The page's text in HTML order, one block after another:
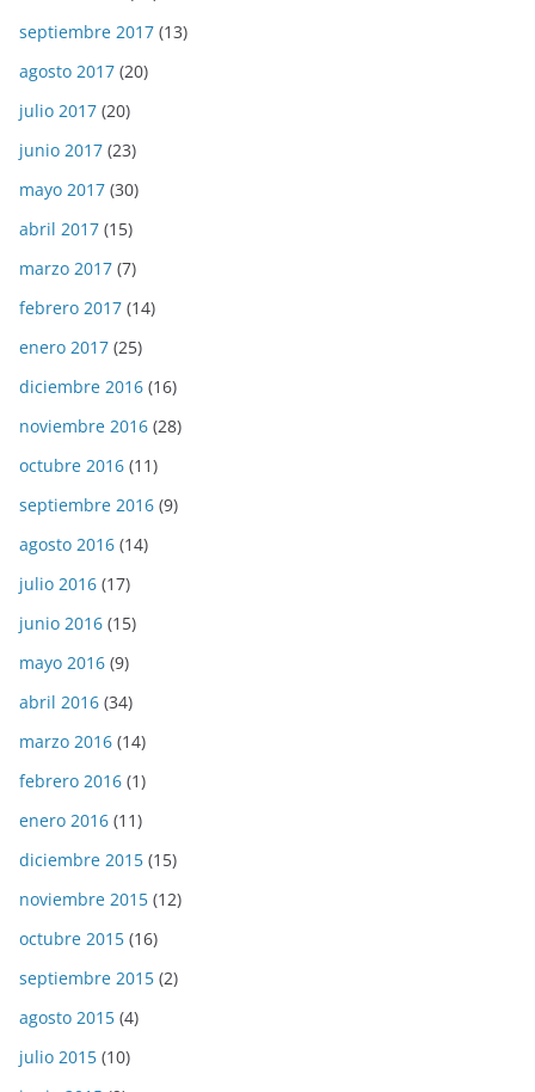
septiembre 2017 (13)
agosto 2017 (20)
julio 2017 (20)
junio 2017 (23)
mayo 2017 (30)
abril 2017 (15)
marzo 2017 (7)
febrero 2017 (14)
enero 2017 (25)
diciembre 2016 (16)
noviembre 2016 (28)
octubre 2016 (11)
septiembre 2016 (9)
agosto 2016 (14)
julio 2016 (17)
junio 2016 (15)
mayo 2016 (9)
abril 2016 (34)
marzo 2016 (14)
febrero 2016 (1)
enero 2016 (11)
diciembre 2015 (15)
noviembre 2015 (12)
octubre 2015 (16)
septiembre 2015 (2)
agosto 2015 (4)
julio 2015 (10)